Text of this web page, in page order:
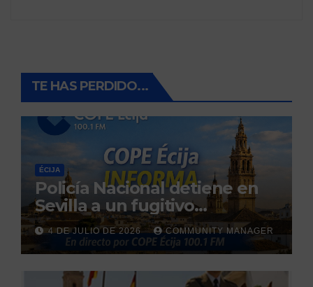
TE HAS PERDIDO...
ÉCIJA
Policía Nacional detiene en
Sevilla a un fugitivo
reclamado por narcotráfico
tras no regresar a prisión
durante un permiso
penitenciario
4 DE JULIO DE 2026 COMMUNITY MANAGER